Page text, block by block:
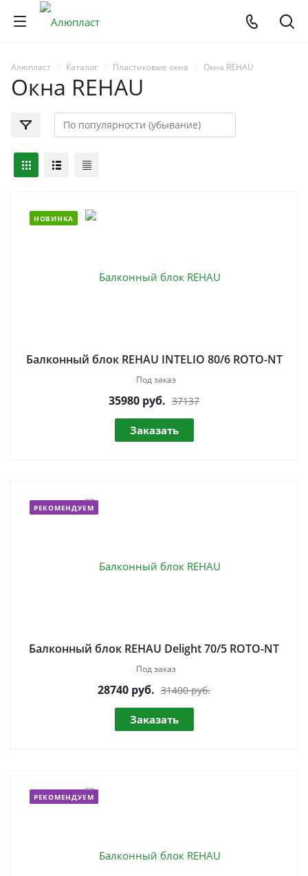
Алюпласт Каталог Пластиковые окна Окна REHAU
Окна REHAU
НОВИНКА
Балконный блок REHAU INTELIO 80/6 ROTO-NT
Под заказ
35980 руб. 37137
Заказать
РЕКОМЕНДУЕМ
Балконный блок REHAU Delight 70/5 ROTO-NT
Под заказ
28740 руб. 31400 руб.
Заказать
РЕКОМЕНДУЕМ